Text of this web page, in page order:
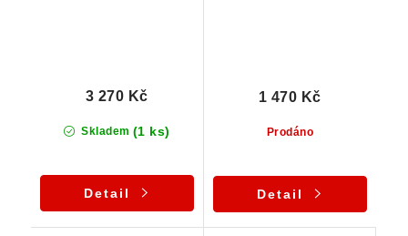
Skladem (1 ks)
3 270 Kč
Detail
Prodáno
1 470 Kč
Detail